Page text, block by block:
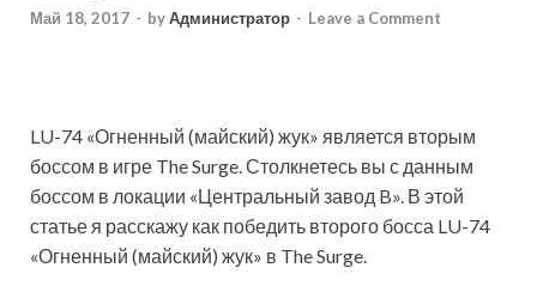
Май 18, 2017 - byАдминистратор - Leave a Comment
LU-74 «Огненный (майский) жук» является вторым
боссом в игре The Surge. Столкнетесь вы с данным
боссом в локации «Центральный завод B». В этой
статье я расскажу как победить второго босса LU-74
«Огненный (майский) жук» в The Surge.